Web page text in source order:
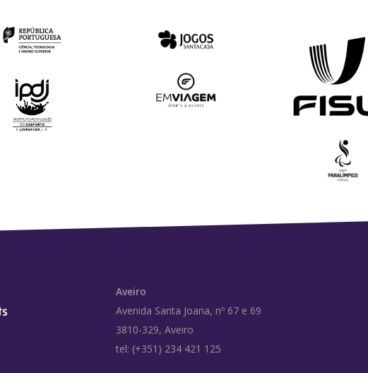
Aveiro
Avenida Santa Joana, nº 67 e 69
3810-329, Aveiro
tel: (+351) 234 421 125